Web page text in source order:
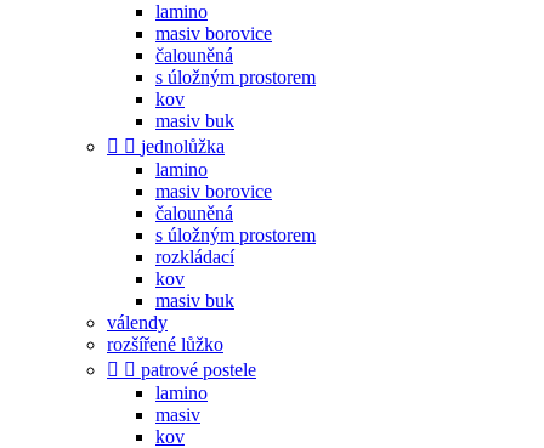
lamino
masiv borovice
čalouněná
s úložným prostorem
kov
masiv buk
  jednolůžka
lamino
masiv borovice
čalouněná
s úložným prostorem
rozkládací
kov
masiv buk
válendy
rozšířené lůžko
  patrové postele
lamino
masiv
kov